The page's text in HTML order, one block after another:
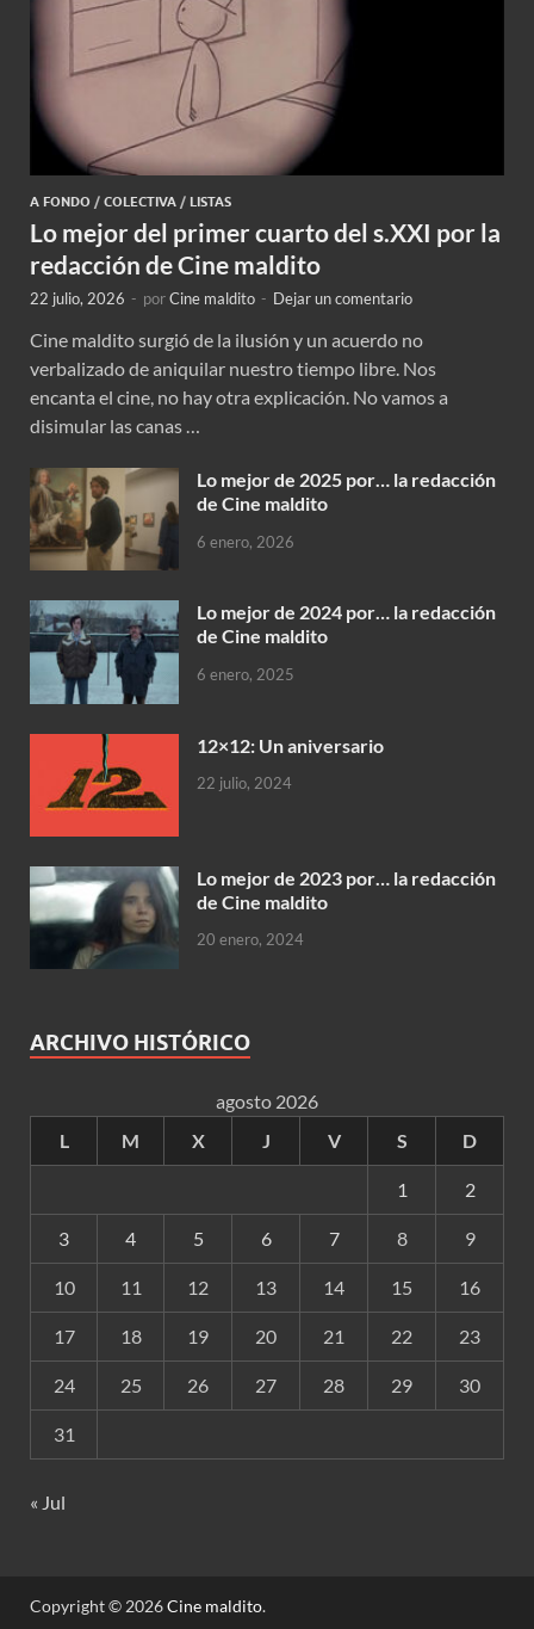
A FONDO / COLECTIVA / LISTAS
Lo mejor del primer cuarto del s.XXI por la
redacción de Cine maldito
22 julio, 2026 - porCine maldito - Dejar un comentario
Cine maldito surgió de la ilusión y un acuerdo no
verbalizado de aniquilar nuestro tiempo libre. Nos
encanta el cine, no hay otra explicación. No vamos a
disimular las canas …
Lo mejor de 2025 por… la redacción
de Cine maldito
6 enero, 2026
Lo mejor de 2024 por… la redacción
de Cine maldito
6 enero, 2025
12×12: Un aniversario
22 julio, 2024
Lo mejor de 2023 por… la redacción
de Cine maldito
20 enero, 2024
ARCHIVO HISTÓRICO
agosto 2026
L
M X J V S D
1 2
3 4 5 6 7 8 9
10 11 12 13 14 15 16
17 18 19 20 21 22 23
24 25 26 27 28 29 30
31
« Jul
Copyright © 2026Cine maldito.